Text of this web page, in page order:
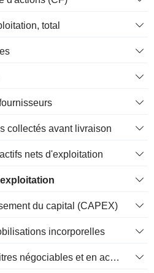
total
collectés avant livraison
nets d'exploitation
du capital (CAPEX)
incorporelles
Investissements en titres négociables et en actions, total